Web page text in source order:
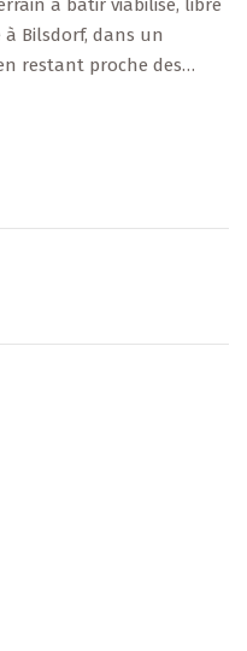
à bâtir viabilisé, libre
Bilsdorf, dans un
restant proche des
axes routiers).
canalisation